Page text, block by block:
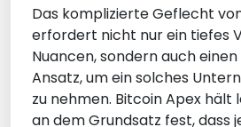
Das komplizierte Geflecht
erfordert nicht nur ein tiefes
Nuancen, sondern auch
Ansatz, um ein solches
zu nehmen. Bitcoin Apex
an dem Grundsatz fest, dass